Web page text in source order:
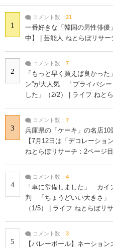
1
コメント数： 21
一番好きな「韓国の男性俳優
中】 | 芸能人 ねとらぼリサー
2
コメント数： 7
「もっと早く買えば良かっ
ン”が大人気 「プライバシー
した」（2/2） | ライフ ねと
3
コメント数： 7
兵庫県の「ケーキ」の名店
【7月12日は「デコレーショ
ねとらぼリサーチ：2ページ目
4
コメント数： 4
「車に常備しました」 カイ
判 「ちょうどいい大きさ」
（1/5） | ライフ ねとらぼリ
5
コメント数： 3
【バレーボール】ネーショ